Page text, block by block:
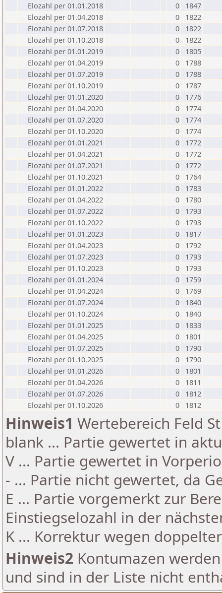
Elozahl per 01.01.2018
0
1847
Elozahl per 01.04.2018
0
1822
Elozahl per 01.07.2018
0
1822
Elozahl per 01.10.2018
0
1822
Elozahl per 01.01.2019
0
1805
Elozahl per 01.04.2019
0
1788
Elozahl per 01.07.2019
0
1788
Elozahl per 01.10.2019
0
1787
Elozahl per 01.01.2020
0
1776
Elozahl per 01.04.2020
0
1774
Elozahl per 01.07.2020
0
1774
Elozahl per 01.10.2020
0
1774
Elozahl per 01.01.2021
0
1772
Elozahl per 01.04.2021
0
1772
Elozahl per 01.07.2021
0
1772
Elozahl per 01.10.2021
0
1764
Elozahl per 01.01.2022
0
1783
Elozahl per 01.04.2022
0
1780
Elozahl per 01.07.2022
0
1793
Elozahl per 01.10.2022
0
1793
Elozahl per 01.01.2023
0
1817
Elozahl per 01.04.2023
0
1792
Elozahl per 01.07.2023
0
1793
Elozahl per 01.10.2023
0
1793
Elozahl per 01.01.2024
0
1759
Elozahl per 01.04.2024
0
1769
Elozahl per 01.07.2024
0
1840
Elozahl per 01.10.2024
0
1840
Elozahl per 01.01.2025
0
1833
Elozahl per 01.04.2025
0
1801
Elozahl per 01.07.2025
0
1790
Elozahl per 01.10.2025
0
1790
Elozahl per 01.01.2026
0
1801
Elozahl per 01.04.2026
0
1811
Elozahl per 01.07.2026
0
1812
Elozahl per 01.10.2026
0 1812
Hinweis1 Wertebereich Feld
blank ... Partie gewertet in
V ... Partie gewertet in
- ... Partie nicht gewertet, da
E ... Partie vorgemerkt zur
Einstiegselozahl in der
K ... Korrektur wegen
Hinweis2 Kontumazen
und sind in der Liste nicht